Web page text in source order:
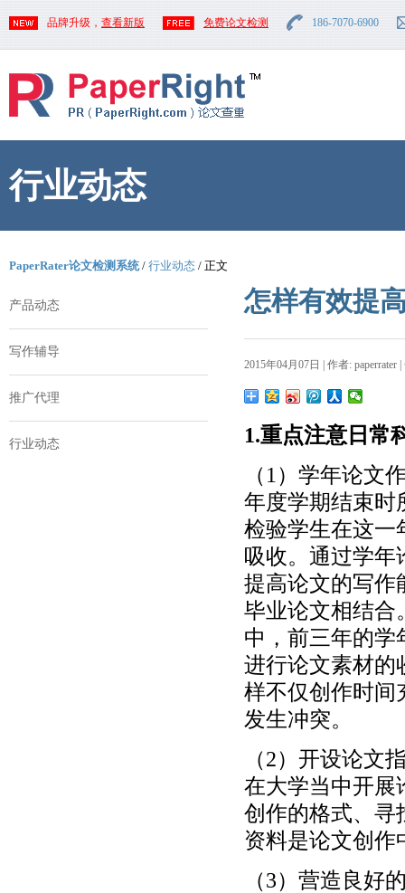
品牌升级， 查看新版 免费论文检测 186-7070-6900
行业动态
PaperRater论文检测系统/ 行业动态 / 正文
产品动态
写作辅导
推广代理
行业动态
怎样有效提
2015年04月07日 | 作者: paperrater
1.重点注意日常
（1）学年论文
年度学期结束时
检验学生在这一
吸收。通过学年
提高论文的写作
毕业论文相结合
中，前三年的学
进行论文素材的
样不仅创作时间
发生冲突。
（2）开设论文
在大学当中开展
创作的格式、寻
资料是论文创作
（3）营造良好